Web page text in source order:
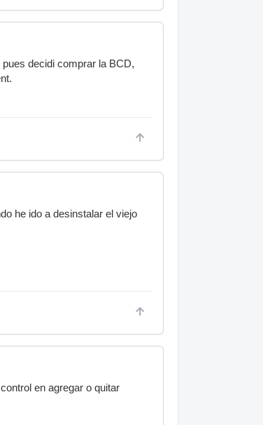
decidi comprar la BCD,
he ido a desinstalar el viejo
en agregar o quitar